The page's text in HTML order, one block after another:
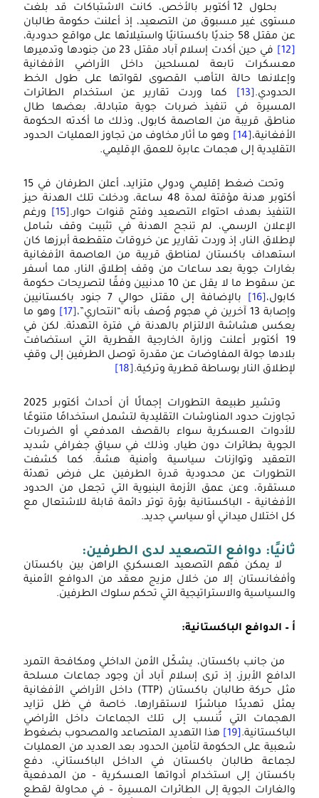
بحلول 12 أكتوبر بالأخص، كانت الاشتباكات قد بلغت
مستوى غير مسبوق من التصعيد، إذ أعلنت حكومة طالبان
عن مقتل 58 جنديًا باكستانيًا واستيلائها على مواقع حدودية،
[12]
في حين أكدت إسلام آباد مقتل 23 من جنودها وتدميرها
معسكرات تابعة لمسلحين داخل الأراضي الأفغانية
وإعلانها حالة التأهب القصوى لقواتها على طول الخط
الحدودي. [13]
كما وردت تقارير عن استخدام الطائرات
المسيرة في تنفيذ ضربات جوية متبادلة، بعضها طال
مناطق قريبة من العاصمة كابول، وذلك ما أكدته الحكومة
الأفغانية، [14]
وهو ما أثار مخاوف من تجاوز العمليات الحدود
التقليدية إلى هجمات عابرة للعمق الإقليمي.
وتحت ضغط إقليمي ودولي متزايد، أعلن الطرفان في 15
أكتوبر هدنة مؤقتة لمدة 48 ساعة، ودخلت تلك الهدنة حيز
التنفيذ بهدف احتواء التصعيد وفتح قنوات حوار. [15]
ورغم
الإعلان الرسمي، لم تنجح الهدنة في تثبيت وقف شامل
لإطلاق النار، إذ وردت تقارير عن خروقات متقطعة أبرزها كان
استهداف باكستان لمناطق قريبة من العاصمة الأفغانية
بغارات جوية بعد ساعات من وقف إطلاق النار، مما أسفر
عن سقوط ما لا يقل عن 10 مدنيين وفقًا لتصريحات حكومة
كابول، [16]
بالإضافة إلى مقتل حوالي 7 جنود باكستانيين
وإصابة 13 آخرين في هجوم وُصف بأنه “انتحاري”،
[17]
وهو ما
يعكس هشاشة الالتزام بالهدنة في فترة التهدئة. لكن في
19 أكتوبر أعلنت وزارة الخارجية القطرية التي استضافت
بلادها جولة المفاوضات عن مقدرة توصل الطرفين إلى وقفٍ
لإطلاق النار بوساطة قطرية وتركية. [18]
وتشير طبيعة التطورات إجمالًا أن أحداث أكتوبر 2025
تجاوزت حدود المناوشات التقليدية لتشمل استخدامًا متنوعًا
للأدوات العسكرية سواء بالقصف المدفعي أو الضربات
الجوية بطائرات دون طيار، وذلك في سياقٍ جغرافي شديد
التعقيد وتوازنات سياسية وأمنية هشة. كما كشفت
التطورات عن محدودية قدرة الطرفين على فرض تهدئة
مستقرة، وعن عمق الأزمة البنيوية التي تجعل من الحدود
الأفغانية – الباكستانية بؤرة توتر دائمة قابلة للاشتعال مع
كل اختلال ميداني أو سياسي جديد.
ثانيًا: دوافع التصعيد لدى الطرفين:
لا يمكن فهم التصعيد العسكري الراهن بين باكستان
وأفغانستان إلا من خلال مزيج معقد من الدوافع الأمنية
والسياسية والاستراتيجية التي تحكم سلوك الطرفين.
أ – الدوافع الباكستانية:
من جانب باكستان، يشكّل الأمن الداخلي ومكافحة التمرد
الدافع الأبرز، إذ ترى إسلام آباد أن وجود جماعات مسلحة
مثل حركة طالبان باكستان (TTP)‏ داخل الأراضي الأفغانية
يمثل تهديدًا مباشرًا لاستقرارها، خاصة في ظل تزايد
الهجمات التي تُنسب إلى تلك الجماعات داخل الأراضي
الباكستانية. [19]
هذا التهديد المتصاعد والمصحوب بضغوط
شعبية على الحكومة لتأمين الحدود بعد العديد من العمليات
لجماعة طالبان باكستان في الداخل الباكستاني، دفع
باكستان إلى استخدام أدواتها العسكرية – من المدفعية
والغارات الجوية إلى الطائرات المسيرة – في محاولة لقطع